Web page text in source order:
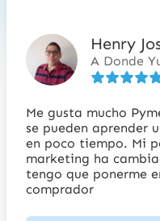
Henry
A Donde
5
de
5
Me gusta mucho
se pueden aprender
en poco tiempo. Mi
marketing ha
tengo que ponerme
comprador